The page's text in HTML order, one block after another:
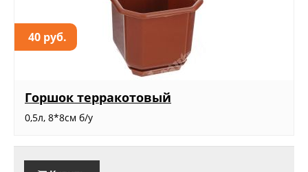
40 руб.
Горшок терракотовый
0,5л, 8*8см б/у